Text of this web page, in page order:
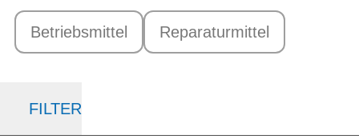
Betriebsmittel Reparaturmittel
FILTER